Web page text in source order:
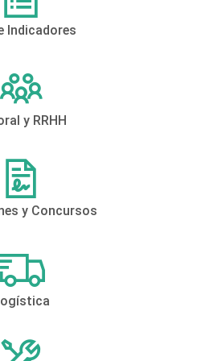
Indicadores
y RRHH
y Concursos